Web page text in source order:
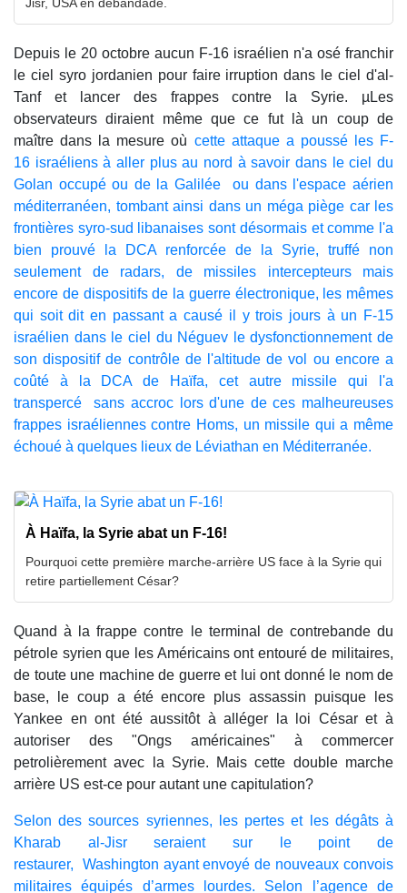
Jisr, USA en débandade.
Depuis le 20 octobre aucun F-16 israélien n'a osé franchir
le ciel syro jordanien pour faire irruption dans le ciel d'al-
Tanf et lancer des frappes contre la Syrie. µLes
observateurs diraient même que ce fut là un coup de
maître dans la mesure où cette attaque a poussé les F-
16 israéliens à aller plus au nord à savoir dans le ciel du
Golan occupé ou de la Galilée ou dans l'espace aérien
méditerranéen, tombant ainsi dans un méga piège car les
frontières syro-sud libanaises sont désormais et comme l'a
bien prouvé la DCA renforcée de la Syrie, truffé non
seulement de radars, de missiles intercepteurs mais
encore de dispositifs de la guerre électronique, les mêmes
qui soit dit en passant a causé il y trois jours à un F-15
israélien dans le ciel du Néguev le dysfonctionnement de
son dispositif de contrôle de l'altitude de vol ou encore a
coûté à la DCA de Haïfa, cet autre missile qui l'a
transpercé sans accroc lors d'une de ces malheureuses
frappes israéliennes contre Homs, un missile qui a même
échoué à quelques lieux de Léviathan en Méditerranée.
À Haïfa, la Syrie abat un F-16!
Pourquoi cette première marche-arrière US face à la Syrie qui
retire partiellement César?
Quand à la frappe contre le terminal de contrebande du
pétrole syrien que les Américains ont entouré de militaires,
de toute une machine de guerre et lui ont donné le nom de
base, le coup a été encore plus assassin puisque les
Yankee en ont été aussitôt à alléger la loi César et à
autoriser des "Ongs américaines" à commercer
petrolièrement avec la Syrie. Mais cette double marche
arrière US est-ce pour autant une capitulation?
Selon des sources syriennes, les pertes et les dégâts à
Kharab al-Jisr seraient sur le point de
restaurer,
Washington ayant envoyé de nouveaux convois
militaires équipés d’armes lourdes. Selon l’agence de